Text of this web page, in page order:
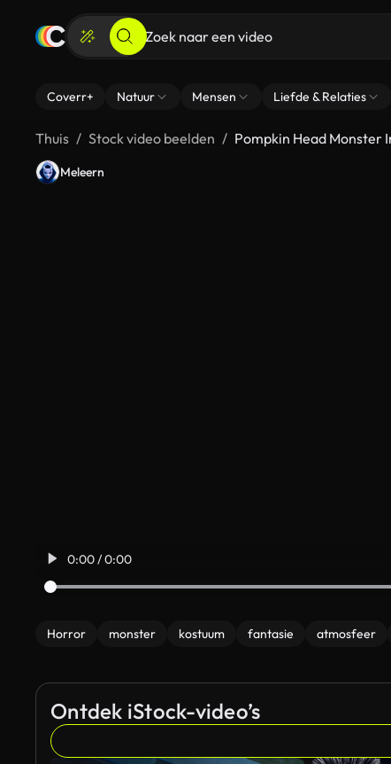
Coverr+ Natuur Mensen Liefde & Relaties
Thuis Stock video beelden Pompkin Head Monster
Meleern
0:00 / 0:00
Horror monster kostuum fantasie atmosfeer
Ontdek iStock-video’s